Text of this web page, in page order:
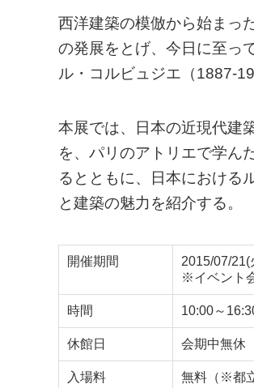
西洋建築の模倣から始まっ
の発展をとげ、今日に至っ
ル・コルビュジエ（1887-
本展では、日本の近現代建
を、パリのアトリエで学ん
るとともに、日本における
と建築の魅力を紹介する。
開催期間
2015/07/21(
※イベント
時間 10:00～
休館日 会期中無休
入場料 無料（※都